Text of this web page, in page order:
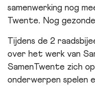
samenwerking nog
Twente. Nog
Tijdens de 2
over het werk van
SamenTwente zich
onderwerpen spelen